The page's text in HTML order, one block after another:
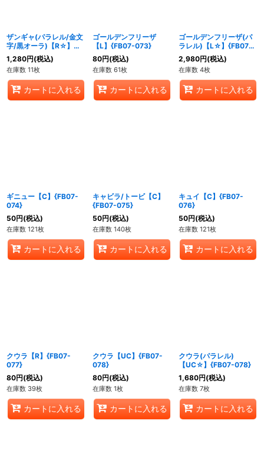
ザンギャ(パラレル/金文
字/黒オーラ)【R☆】
{FB05-076}
1,280円(税込)
在庫数 11枚
カートに入れる
ゴールデンフリーザ
【L】{FB07-073}
80円(税込)
在庫数 61枚
カートに入れる
ゴールデンフリーザ(パ
ラレル)【L☆】{FB07-
073}
2,980円(税込)
在庫数 4枚
カートに入れる
ギニュー【C】{FB07-
074}
50円(税込)
在庫数 121枚
カートに入れる
キャビラ/トービ【C】
{FB07-075}
50円(税込)
在庫数 140枚
カートに入れる
キュイ【C】{FB07-
076}
50円(税込)
在庫数 121枚
カートに入れる
クウラ【R】{FB07-
077}
80円(税込)
在庫数 39枚
カートに入れる
クウラ【UC】{FB07-
078}
80円(税込)
在庫数 1枚
カートに入れる
クウラ(パラレル)
【UC☆】{FB07-078}
1,680円(税込)
在庫数 7枚
カートに入れる